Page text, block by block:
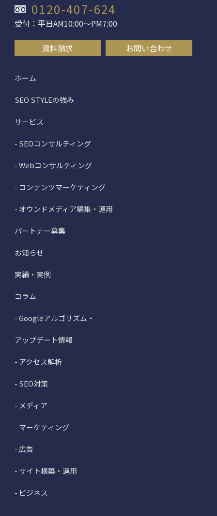
0120-407-624
受付：平日AM10:00〜PM7:00
資料請求 お問い合わせ
ホーム
SEO STYLEの強み
サービス
- SEOコンサルティング
- Webコンサルティング
- コンテンツマーケティング
- オウンドメディア編集・運用
パートナー募集
お知らせ
実績・実例
コラム
- Googleアルゴリズム・
アップデート情報
- アクセス解析
- SEO対策
- メディア
- マーケティング
- 広告
- サイト構築・運用
- ビジネス